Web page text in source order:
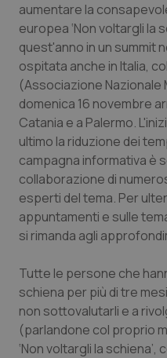
Lazio
Liguria
Lombardia
Marche
Molise
Piemonte
Provincia
Puglia
Diabete &
Disturbi dell’umore
Dolore
Donna & Salute
Epatiti
HIV
Ipertensione &
Malattie rare
aumentare la
europea ‘Non voltargli la
quest'anno in un summit
ospitata anche in Italia,
(Associazione Nazionale
domenica 16 novembre
Catania e a Palermo.
ultimo la riduzione dei
campagna informativa è
collaborazione di
esperti del tema. Per
appuntamenti e sulle
si rimanda agli
Tutte le persone che
schiena per più di tre
non sottovalutarli e a
(parlandone col proprio
‘Non voltargli la